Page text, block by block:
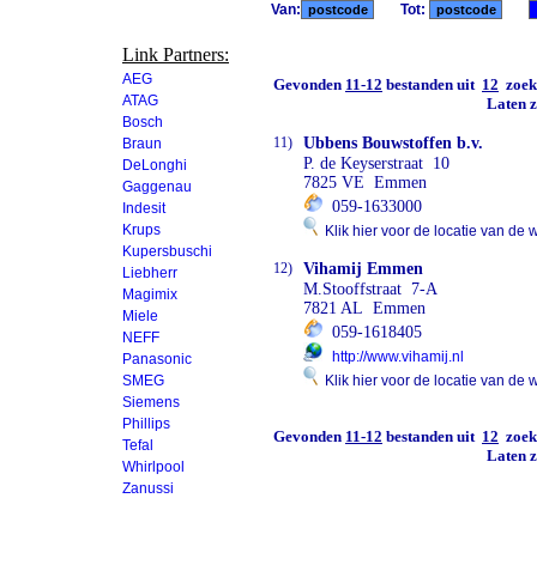
Link Partners:
AEG
ATAG
Bosch
Braun
DeLonghi
Gaggenau
Indesit
Krups
Kupersbuschi
Liebherr
Magimix
Miele
NEFF
Panasonic
SMEG
Siemens
Phillips
Tefal
Whirlpool
Zanussi
Van: Tot:
Gevonden 11-12 bestanden uit 12
Laten
11)
Ubbens Bouwstoffen b.v.
P. de Keyserstraat 10
7825 VE Emmen
059-1633000
Klik hier voor de locatie van de
12)
Vihamij Emmen
M.Stooffstraat 7-A
7821 AL Emmen
059-1618405
http://www.vihamij.nl
Klik hier voor de locatie van de
Gevonden 11-12 bestanden uit 12
Laten